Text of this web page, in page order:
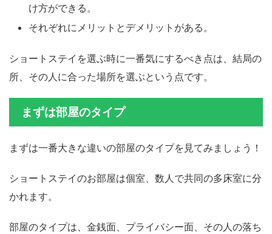
け方ができる。
それぞれにメリットとデメリットがある。
ショートステイを選ぶ時に一番気にするべき点は、結局の
所、その人に合った場所を選ぶという点です。
まずは部屋のタイプ
まずは一番大きな違いの部屋のタイプを見てみましょう！
ショートステイのお部屋は個室、数人で共同の多床室に分
かれます。
部屋のタイプは、金銭面、プライバシー面、その人の落ち